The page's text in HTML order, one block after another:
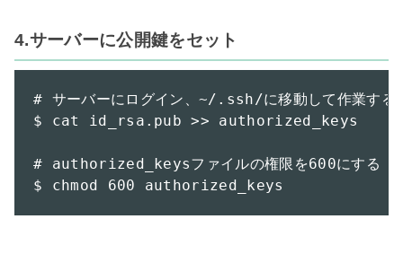
4.サーバーに公開鍵をセット
# サーバーにログイン、~/.ssh/に移動して作業する
$ cat id_rsa.pub >> authorized_keys
# authorized_keysファイルの権限を600にする
$ chmod 600 authorized_keys